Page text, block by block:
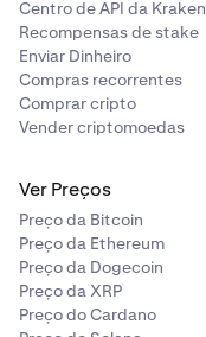
Centro de API da Kraken
Recompensas de stake
Enviar Dinheiro
Compras recorrentes
Comprar cripto
Vender criptomoedas
Ver Preços
Preço da Bitcoin
Preço da Ethereum
Preço da Dogecoin
Preço da XRP
Preço do Cardano